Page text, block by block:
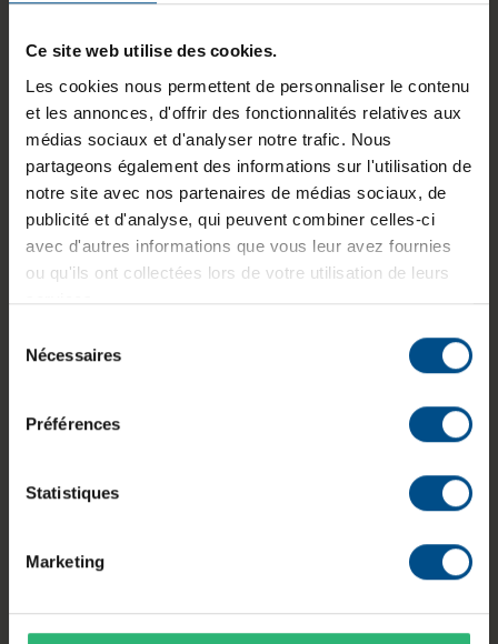
Ce site web utilise des cookies.
Les cookies nous permettent de personnaliser le contenu
et les annonces, d'offrir des fonctionnalités relatives aux
médias sociaux et d'analyser notre trafic. Nous
partageons également des informations sur l'utilisation de
notre site avec nos partenaires de médias sociaux, de
publicité et d'analyse, qui peuvent combiner celles-ci
avec d'autres informations que vous leur avez fournies
ou qu'ils ont collectées lors de votre utilisation de leurs
services.
Nécessaires
Préférences
Statistiques
Marketing
Informations sur le produit
Le kit mémoire CORSAIR Vengeance RGB DDR5
64 Go se compose de deux modules de 32 Go
conçus pour les plateformes Intel compatibles
DDR5. Fonctionnant à une fréquence testée de
6000 MHz via profil Intel XMP, il convient aux
configurations nécessitant une capacité élevée
et une bande passante adaptée aux usages
ainsi qu’un éclairage RGB.
64 Go (2 ×
Latences
testées
Tension
Compatibilit